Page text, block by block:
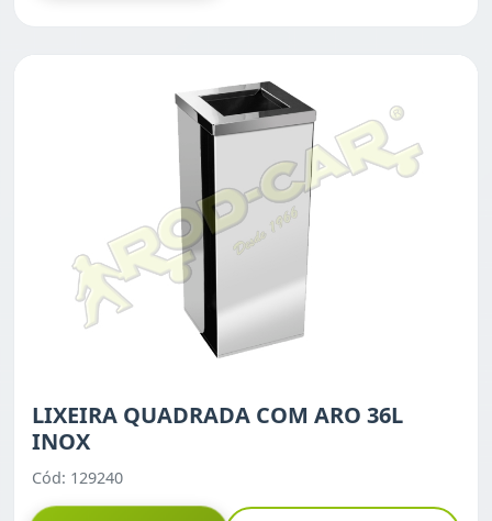
LIXEIRA QUADRADA COM ARO 36L
INOX
Cód: 129240